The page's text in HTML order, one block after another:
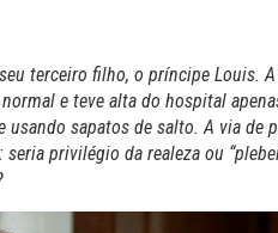
terceiro filho, o príncipe Louis.
e teve alta do hospital
sapatos de salto. A via de
privilégio da realeza ou